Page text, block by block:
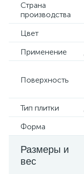
Страна
производства
Цвет
Применение
Поверхность
Тип плитки
Форма
Размеры и
вес